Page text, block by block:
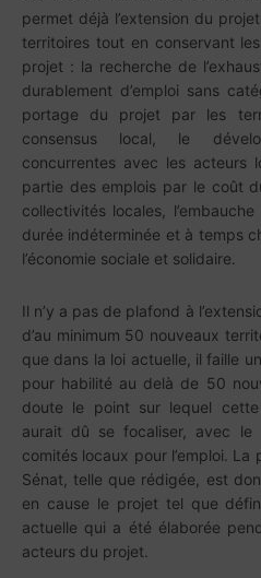
permet déjà l’extension du
territoires tout en conservant
projet : la recherche de
durablement d’emploi sans
portage du projet par les
consensus local, le
concurrentes avec les acteurs
partie des emplois par le coût
collectivités locales,
durée indéterminée et à temps
l’économie sociale et solidaire.
Il n’y a pas de plafond à
d’au minimum 50 nouveaux
que dans la loi actuelle, il faille
pour habilité au delà de 50
doute le point sur lequel
aurait dû se focaliser, avec le
comités locaux pour l’emploi.
Sénat, telle que rédigée, est
en cause le projet tel que
actuelle qui a été élaborée
acteurs du projet.